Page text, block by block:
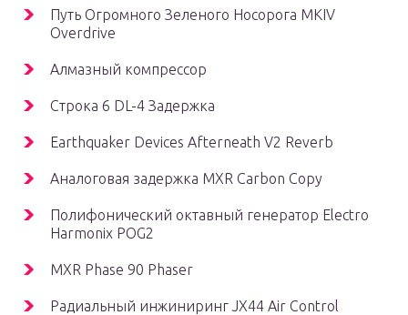
Путь Огромного Зеленого Носорога MKIV
Overdrive
Алмазный компрессор
Строка 6 DL-4 Задержка
Earthquaker Devices Afterneath V2 Reverb
Аналоговая задержка MXR Carbon Copy
Полифонический октавный генератор Electro
Harmonix POG2
MXR Phase 90 Phaser
Радиальный инжиниринг JX44 Air Control